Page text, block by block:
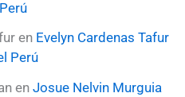
en Evelyn Cardenas Tafur
Perú
en Josue Nelvin Murguia